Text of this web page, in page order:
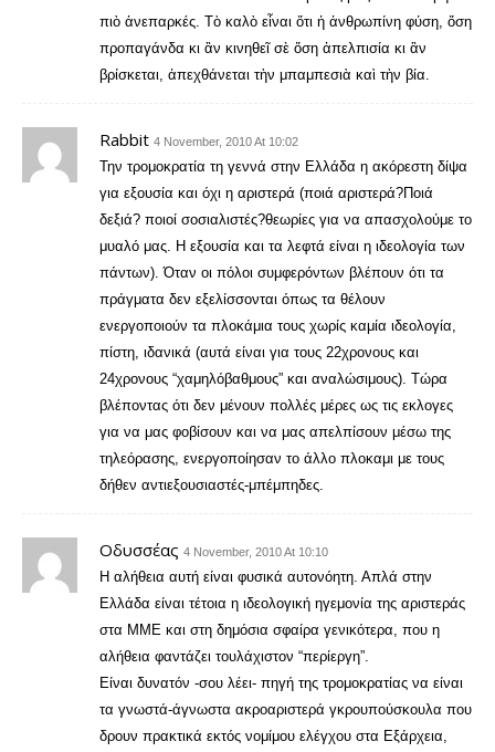
πιὸ ἀνεπαρκές. Τὸ καλὸ εἶναι ὅτι ἡ ἀνθρωπίνη φύση, ὅση
προπαγάνδα κι ἂν κινηθεῖ σὲ ὅση ἀπελπισία κι ἂν
βρίσκεται, ἀπεχθάνεται τὴν μπαμπεσιὰ καὶ τὴν βία.
Rabbit 4 November, 2010 At 10:02
Την τρομοκρατία τη γεννά στην Ελλάδα η ακόρεστη δίψα
για εξουσία και όχι η αριστερά (ποιά αριστερά?Ποιά
δεξιά? ποιοί σοσιαλιστές?θεωρίες για να απασχολούμε το
μυαλό μας. Η εξουσία και τα λεφτά είναι η ιδεολογία των
πάντων). Όταν οι πόλοι συμφερόντων βλέπουν ότι τα
πράγματα δεν εξελίσσονται όπως τα θέλουν
ενεργοποιούν τα πλοκάμια τους χωρίς καμία ιδεολογία,
πίστη, ιδανικά (αυτά είναι για τους 22χρονους και
24χρονους “χαμηλόβαθμους” και αναλώσιμους). Τώρα
βλέποντας ότι δεν μένουν πολλές μέρες ως τις εκλογες
για να μας φοβίσουν και να μας απελπίσουν μέσω της
τηλεόρασης, ενεργοποίησαν το άλλο πλοκαμι με τους
δήθεν αντιεξουσιαστές-μπέμπηδες.
Οδυσσέας 4 November, 2010 At 10:10
Η αλήθεια αυτή είναι φυσικά αυτονόητη. Απλά στην
Ελλάδα είναι τέτοια η ιδεολογική ηγεμονία της αριστεράς
στα ΜΜΕ και στη δημόσια σφαίρα γενικότερα, που η
αλήθεια φαντάζει τουλάχιστον “περίεργη”.
Είναι δυνατόν -σου λέει- πηγή της τρομοκρατίας να είναι
τα γνωστά-άγνωστα ακροαριστερά γκρουπούσκουλα που
δρουν πρακτικά εκτός νομίμου ελέγχου στα Εξάρχεια,